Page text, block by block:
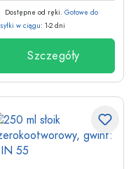
Dostępne od ręki. Gotowe do
w ciągu: 1-2 dni
Szczegóły